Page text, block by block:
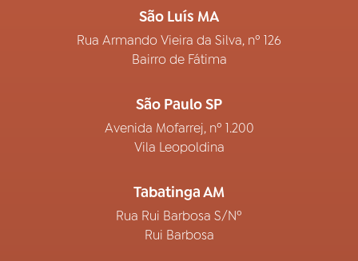
São Luís MA
Rua Armando Vieira da Silva, nº 126
Bairro de Fátima
São Paulo SP
Avenida Mofarrej, nº 1.200
Vila Leopoldina
Tabatinga AM
Rua Rui Barbosa S/Nº
Rui Barbosa